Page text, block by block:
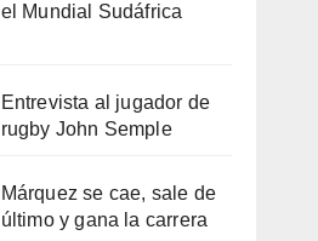
el Mundial Sudáfrica
Entrevista al jugador de
rugby John Semple
Márquez se cae, sale de
último y gana la carrera